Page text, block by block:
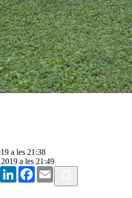
a les 21:38
a les 21:49
TelegramLinkedInFacebook
Email